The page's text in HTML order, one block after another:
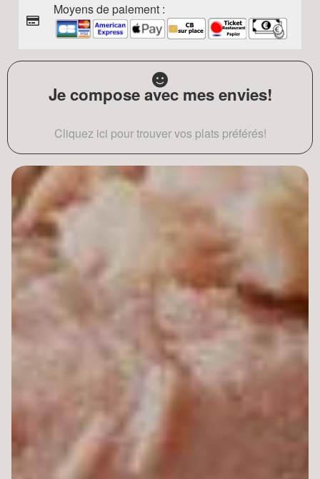
Moyens de paiement :
Je compose avec mes envies!
Cliquez ici pour trouver vos plats préférés!